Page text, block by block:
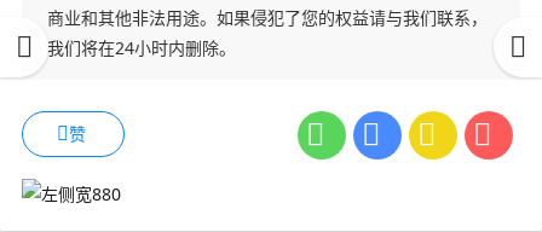
商业和其他非法用途。如果侵犯了您的权益请与我们联系，
我们将在24小时内删除。
赞